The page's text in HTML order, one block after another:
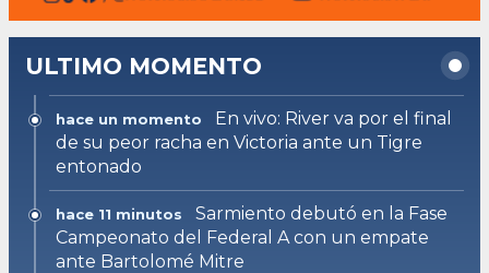
ULTIMO MOMENTO
hace un momento
En vivo: River va por el final
de su peor racha en Victoria ante un Tigre
entonado
hace 11 minutos
Sarmiento debutó en la Fase
Campeonato del Federal A con un empate
ante Bartolomé Mitre